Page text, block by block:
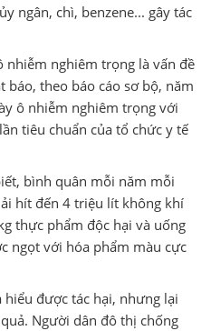
ngân, chì, benzene... gây tác
nhiễm nghiêm trọng là vấn đề
báo, theo báo cáo sơ bộ, năm
ô nhiễm nghiêm trọng với
tiêu chuẩn của tổ chức y tế
bình quân mỗi năm mỗi
hít đến 4 triệu lít không khí
thực phẩm độc hại và uống
ngọt với hóa phẩm màu cực
được tác hại, nhưng lại
Người dân đô thị chống